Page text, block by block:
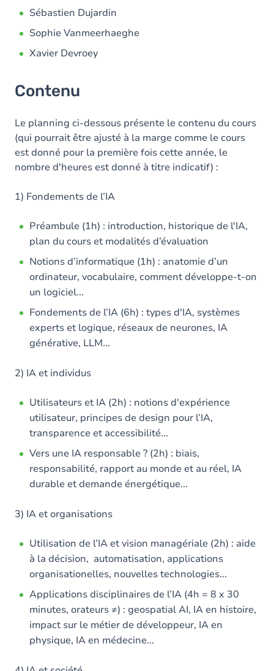
Sébastien Dujardin
Sophie Vanmeerhaeghe
Xavier Devroey
Contenu
Le planning ci-dessous présente le contenu du cours
(qui pourrait être ajusté à la marge comme le cours
est donné pour la première fois cette année, le
nombre d'heures est donné à titre indicatif) :
1) Fondements de l’IA
Préambule (1h) : introduction, historique de l'IA,
plan du cours et modalités d’évaluation
Notions d’informatique (1h) : anatomie d’un
ordinateur, vocabulaire, comment développe-t-on
un logiciel...
Fondements de l’IA (6h) : types d'IA, systèmes
experts et logique, réseaux de neurones, IA
générative, LLM...
2) IA et individus
Utilisateurs et IA (2h) : notions d'expérience
utilisateur, principes de design pour l’IA,
transparence et accessibilité...
Vers une IA responsable ? (2h) : biais,
responsabilité, rapport au monde et au réel, IA
durable et demande énergétique...
3) IA et organisations
Utilisation de l’IA et vision managériale (2h) : aide
à la décision, automatisation, applications
organisationelles, nouvelles technologies...
Applications disciplinaires de l’IA (4h = 8 x 30
minutes, orateurs ≠) : geospatial AI, IA en histoire,
impact sur le métier de développeur, IA en
physique, IA en médecine...